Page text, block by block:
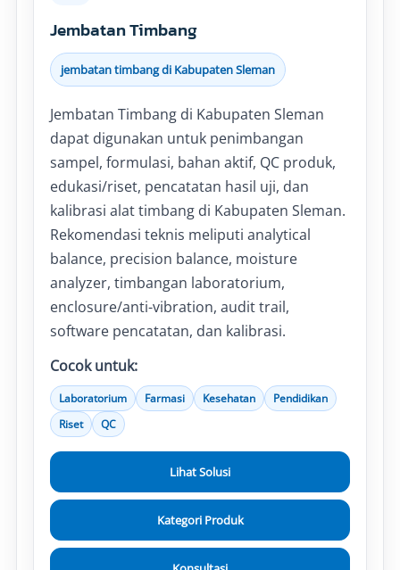
Jembatan Timbang
jembatan timbang di Kabupaten Sleman
Jembatan Timbang di Kabupaten Sleman
dapat digunakan untuk penimbangan
sampel, formulasi, bahan aktif, QC produk,
edukasi/riset, pencatatan hasil uji, dan
kalibrasi alat timbang di Kabupaten Sleman.
Rekomendasi teknis meliputi analytical
balance, precision balance, moisture
analyzer, timbangan laboratorium,
enclosure/anti-vibration, audit trail,
software pencatatan, dan kalibrasi.
Cocok untuk:
Laboratorium Farmasi Kesehatan
Pendidikan
Riset
QC
Lihat Solusi
Kategori Produk